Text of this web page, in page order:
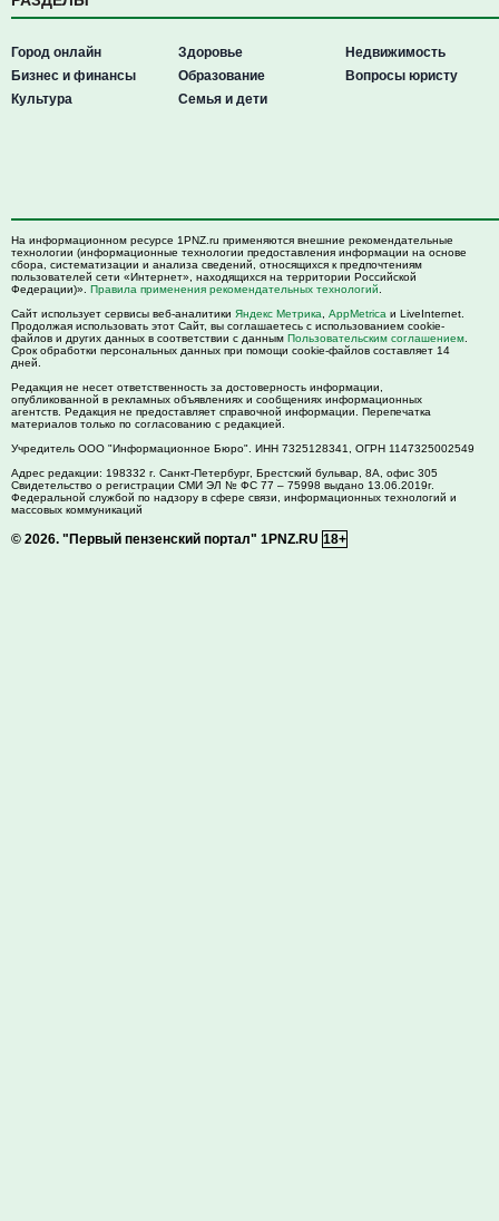
Город онлайн
Бизнес и финансы
Культура
Здоровье
Образование
Семья и дети
Недвижимость
Вопросы юристу
На информационном ресурсе 1PNZ.ru применяются внешние рекомендательные
технологии (информационные технологии предоставления информации на основе
сбора, систематизации и анализа сведений, относящихся к предпочтениям
пользователей сети «Интернет», находящихся на территории Российской
Федерации)». Правила применения рекомендательных технологий
Сайт использует сервисы веб-аналитики Яндекс Метрика AppMetrica и LiveInternet.
Продолжая использовать этот Сайт, вы соглашаетесь с использованием cookie-
файлов и других данных в соответствии с данным Пользовательским соглашением
Срок обработки персональных данных при помощи cookie-файлов составляет 14
дней.
Редакция не несет ответственность за достоверность информации,
опубликованной в рекламных объявлениях и сообщениях информационных
агентств. Редакция не предоставляет справочной информации. Перепечатка
материалов только по согласованию с редакцией.
Учредитель ООО "Информационное Бюро". ИНН 7325128341, ОГРН 1147325002549
Адрес редакции: 198332 г. Санкт-Петербург, Брестский бульвар, 8А, офис 305
Свидетельство о регистрации СМИ ЭЛ № ФС 77 – 75998 выдано 13.06.2019г.
Федеральной службой по надзору в сфере связи, информационных технологий и
массовых коммуникаций
© 2026. "Первый пензенский портал" 1PNZ.RU 18+